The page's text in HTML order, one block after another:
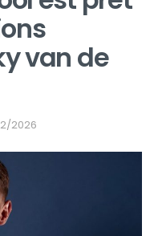
van de
2026